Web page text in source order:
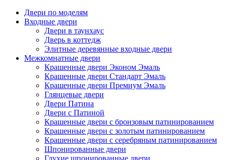
Двери по моделям
Входные двери
Двери в таунхаус
Дверь в коттедж
Элитные деревянные входные двери
Межкомнатные двери
Крашенные двери Эконом Эмаль
Крашенные двери Стандарт Эмаль
Крашенные двери Премиум Эмаль
Глянцевые двери
Двери Патина
Двери с Патиной
Крашенные двери с бронзовым патинированием
Крашенные двери с золотым патинированием
Крашенные двери с серебряным патинированием
Шпонированные двери
Глухие шпонированные двери